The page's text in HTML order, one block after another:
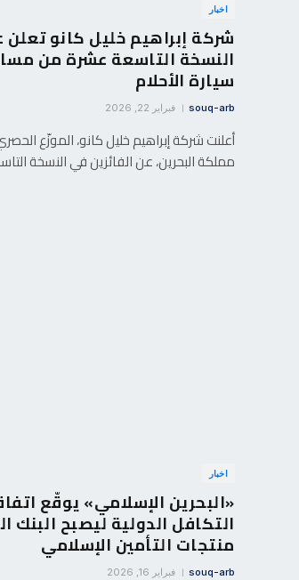
اخبار
شركة إبراهيم خليل كانو تعلن
النسخة التاسعة عشرة من
سيارة الأحلام
souq-arb فبراير 22, 2026
أعلنت شركة إبراهيم خليل كانو، الموزّع
مملكة البحرين، عن الفائزين في النسخة
اخبار
«البحرين الإسلامي» يوقّع
التكافل الدولية ليصبح البنك
منتجات التأمين الإسلامي
souq-arb فبراير 16, 2026